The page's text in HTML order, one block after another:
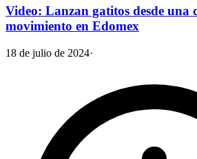
Video: Lanzan gatitos desde una
movimiento en Edomex
18 de julio de 2024·